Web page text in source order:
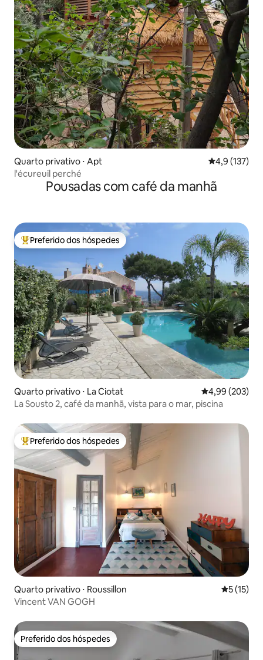
Quarto privativo ⋅ Apt 4,9 de uma
4,9 (137)
l'écureuil perché
Pousadas com café da manhã
Entre os melhores preferidos dos hóspedes
Preferido dos hóspedes
Quarto privativo ⋅ La Ciotat 4,99 de uma
4,99 (203)
La Sousto 2, café da manhã, vista para o mar, piscina
Entre os melhores preferidos dos hóspedes
Preferido dos hóspedes
Quarto privativo ⋅ Roussillon 5 de uma
5 (15)
Vincent VAN GOGH
Preferido dos hóspedes
Preferido dos hóspedes